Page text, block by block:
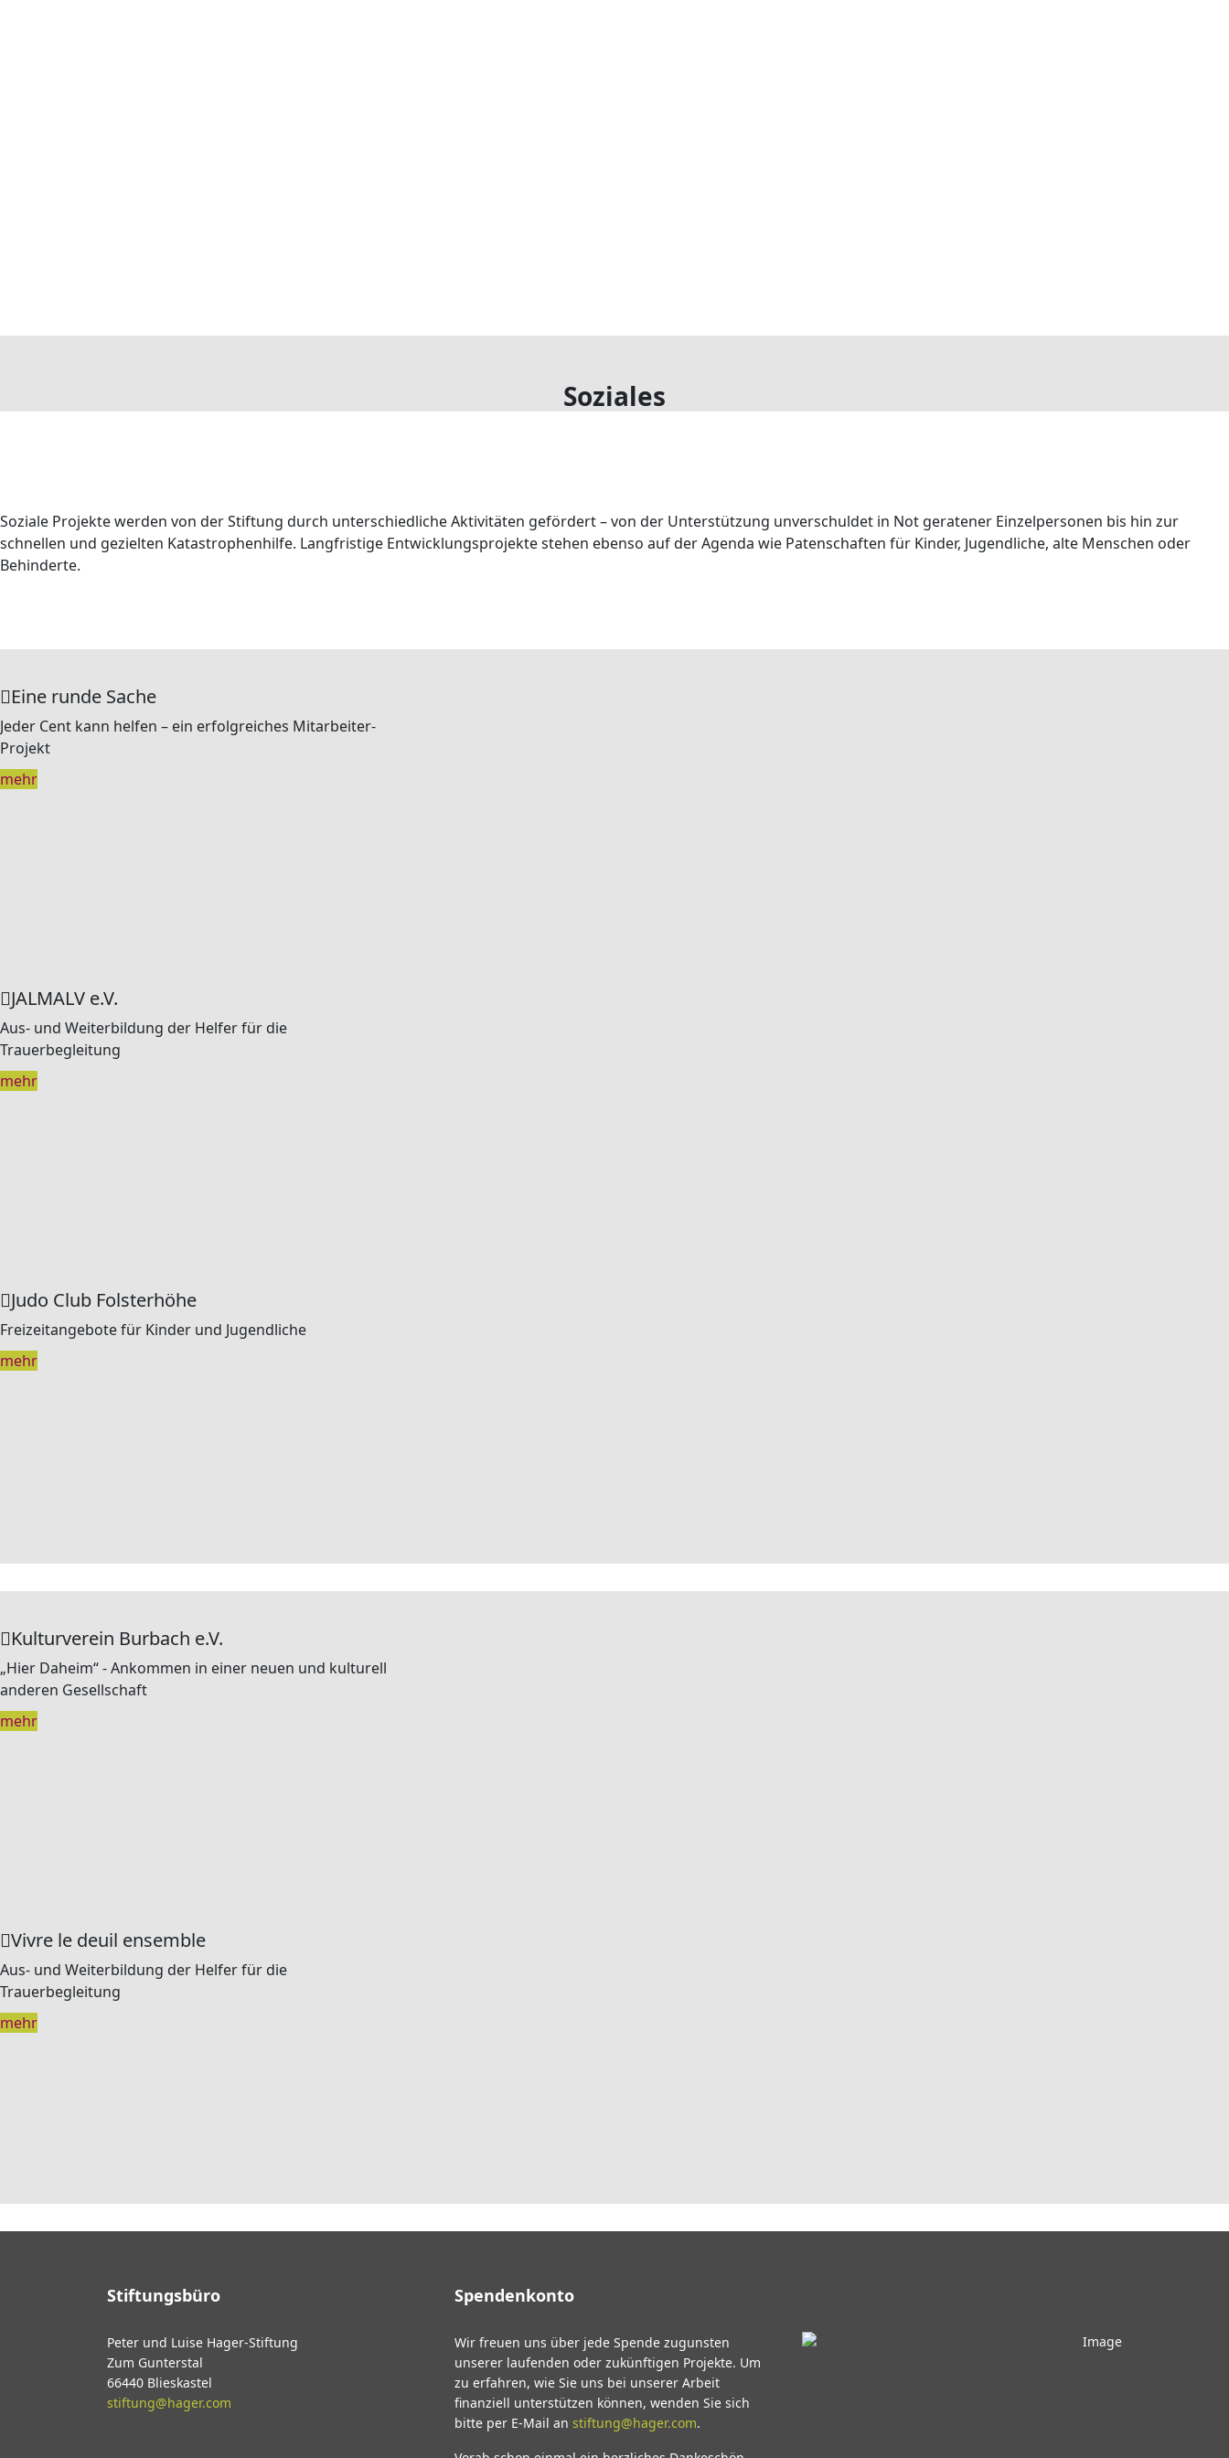
Soziales
Soziale Projekte werden von der Stiftung durch unterschiedliche Aktivitäten gefördert – von der Unterstützung unverschuldet in Not geratener Einzelpersonen bis hin zur
schnellen und gezielten Katastrophenhilfe. Langfristige Entwicklungsprojekte stehen ebenso auf der Agenda wie Patenschaften für Kinder, Jugendliche, alte Menschen oder
Behinderte.
Eine runde Sache
Jeder Cent kann helfen – ein erfolgreiches Mitarbeiter-
Projekt
mehr
JALMALV e.V.
Aus- und Weiterbildung der Helfer für die
Trauerbegleitung
mehr
Judo Club Folsterhöhe
Freizeitangebote für Kinder und Jugendliche
mehr
Kulturverein Burbach e.V.
„Hier Daheim“ - Ankommen in einer neuen und kulturell
anderen Gesellschaft
mehr
Vivre le deuil ensemble
Aus- und Weiterbildung der Helfer für die
Trauerbegleitung
mehr
Stiftungsbüro
Peter und Luise Hager-Stiftung
Zum Gunterstal
66440 Blieskastel
stiftung@hager.com
Spendenkonto
Wir freuen uns über jede Spende zugunsten
unserer laufenden oder zukünftigen Projekte. Um
zu erfahren, wie Sie uns bei unserer Arbeit
finanziell unterstützen können, wenden Sie sich
bitte per E-Mail an stiftung@hager.com.